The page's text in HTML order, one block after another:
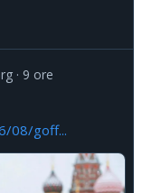
9 ore
08/goff...